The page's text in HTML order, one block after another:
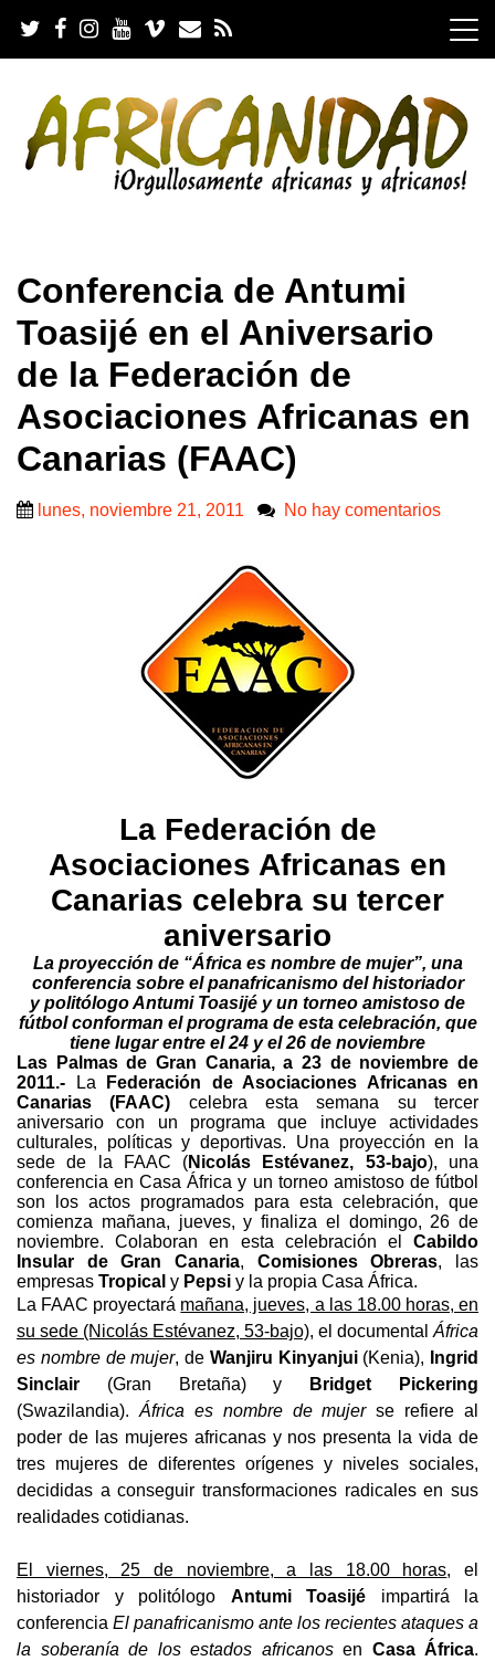
i
Conferencia de Antumi
Toasijé en el Aniversario
de la Federación de
Asociaciones Africanas en
Canarias (FAAC)
lunes, noviembre 21, 2011 No hay comentarios
La Federación de
Asociaciones Africanas en
Canarias celebra su tercer
aniversario
La proyección de “África es nombre de mujer”, una
conferencia sobre el panafricanismo delhistoriador
ypolitólogo Antumi Toasijé y un torneo amistoso de
fútbol conforman el programa de esta celebración, que
tiene lugar entre el 24 y el 26 de noviembre
Las Palmas de Gran Canaria, a 23 de noviembre de
2011.-
La
Federación de Asociaciones Africanas en
Canarias (FAAC) celebra esta semana su tercer
aniversario con un programa que incluye actividades
culturales, políticas y deportivas. Una proyección en la
sede de la FAAC (Nicolás Estévanez, 53-bajo), una
conferencia en Casa África y un torneo amistoso de fútbol
son los actos programados para esta celebración, que
comienza mañana, jueves, y finaliza el domingo, 26 de
noviembre. Colaboran en esta celebración el Cabildo
Insular de Gran Canaria, Comisiones Obreras, las
empresas Tropical y Pepsi y la propia Casa África.
La FAAC proyectará mañana, jueves, a las 18.00 horas, en
su sede (Nicolás Estévanez, 53-bajo), el documentalÁfrica
es nombre de mujer, de Wanjiru Kinyanjui(Kenia),
Ingrid
Sinclair (Gran Bretaña) y
Bridget Pickering
(Swazilandia).África es nombre de mujerse refiere al
poder de las mujeres africanas y nos presenta la vida de
tres mujeres de diferentes orígenes y niveles sociales,
decididas a conseguir transformaciones radicales en sus
realidades cotidianas.
El viernes, 25 de noviembre, a las 18.00 horas, el
historiador y politólogo Antumi Toasijé impartirá la
conferencia El panafricanismo ante los recientes ataques a
la soberanía de los estados africanos en Casa África.